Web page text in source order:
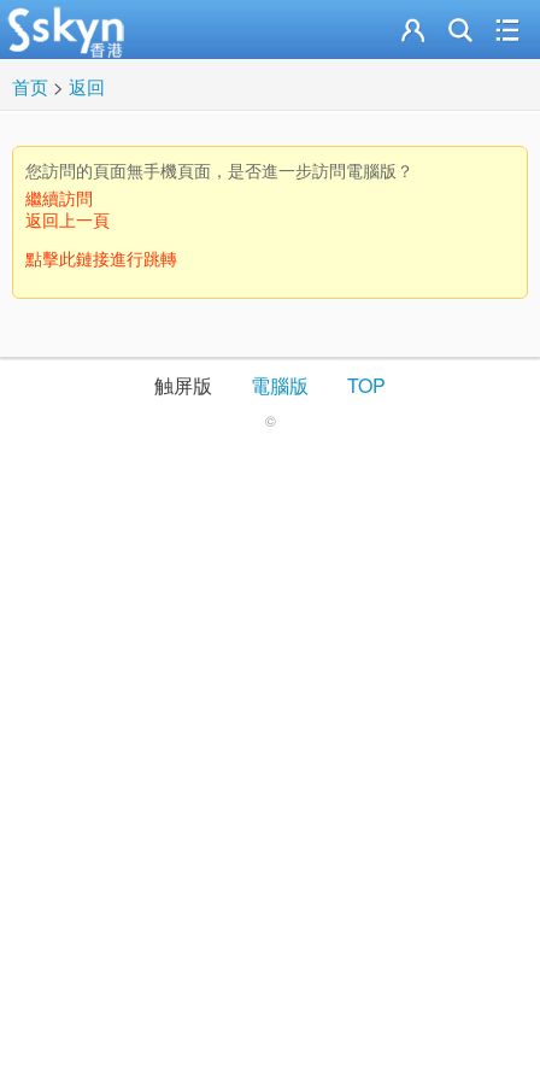
首页 > 返回
您訪問的頁面無手機頁面，是否進一步訪問電腦版？
繼續訪問
返回上一頁
點擊此鏈接進行跳轉
触屏版 電腦版 TOP
©